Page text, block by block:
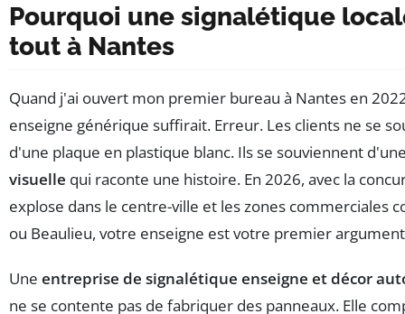
Pourquoi une signalétique
tout à Nantes
Quand j'ai ouvert mon premier bureau à Nantes en
enseigne générique suffirait. Erreur. Les clients ne se
d'une plaque en plastique blanc. Ils se souviennent
visuelle qui raconte une histoire. En 2026, avec la
explose dans le centre-ville et les zones commerciales
ou Beaulieu, votre enseigne est votre premier
Une entreprise de signalétique enseigne et décor
ne se contente pas de fabriquer des panneaux. Elle